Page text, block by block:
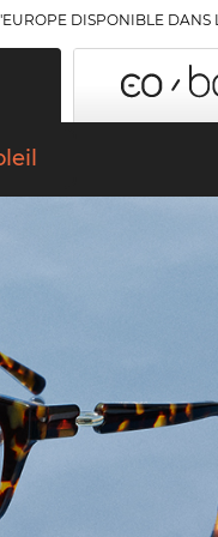
DISPONIBLE DANS